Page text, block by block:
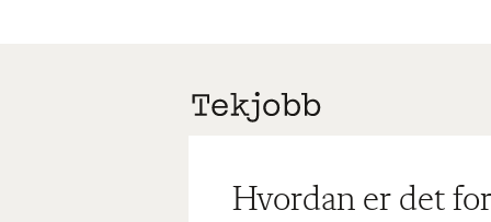
Hvordan er det